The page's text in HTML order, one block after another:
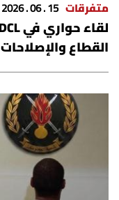
متفرقات 15 . 06 . 2026
القطاع والإصلاحات